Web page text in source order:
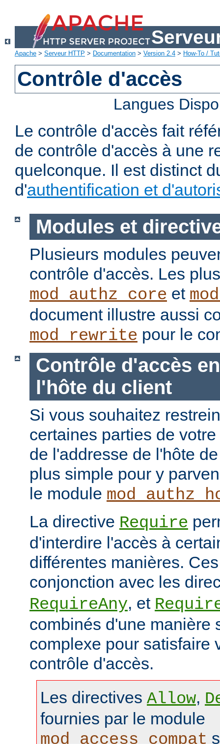
Apache > Serveur HTTP > Documentation > Version 2.4 > How-To /
Contrôle d'accès
Langues
Le contrôle d'accès fait
de contrôle d'accès à une
quelconque. Il est distinct
d'authentification et
Modules et
Plusieurs modules
contrôle d'accès. Les
mod_authz_core et
document illustre aussi
mod_rewrite pour le
Contrôle d'accès
l'hôte du client
Si vous souhaitez
certaines parties de
de l'addresse de l'hôte
plus simple pour y
le module
La directive Require
d'interdire l'accès à
différentes manières.
conjonction avec les
RequireAny, et
combinés d'une manière
complexe pour satisfaire
contrôle d'accès.
Les directives Allow,
fournies par le module
mod_access_compat